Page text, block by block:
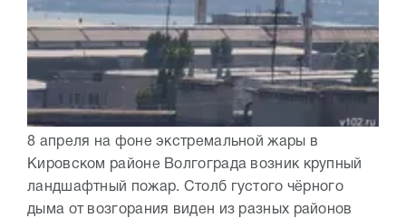
8 апреля на фоне экстремальной жары в
Кировском районе Волгограда возник крупный
ландшафтный пожар. Столб густого чёрного
дыма от возгорания виден из разных районов